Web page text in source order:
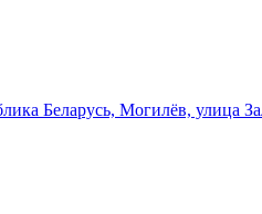
Беларусь, Могилёв, улица